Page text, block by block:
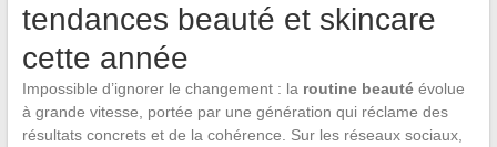
tendances beauté et skincare
cette année
Impossible d’ignorer le changement : la routine beautéévolue
à grande vitesse, portée par une génération qui réclame des
résultats concrets et de la cohérence. Sur les réseaux sociaux,